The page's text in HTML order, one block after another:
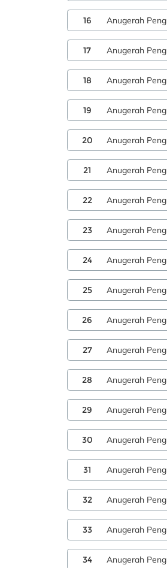
16 Anugerah
17 Anugerah
18 Anugerah
19 Anugerah
20 Anugerah
21 Anugerah
22 Anugerah
23 Anugerah
24 Anugerah
25 Anugerah
26 Anugerah
27 Anugerah
28 Anugerah
29 Anugerah
30 Anugerah
31 Anugerah
32 Anugerah
33 Anugerah
34 Anugerah